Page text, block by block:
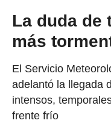
La duda de
más
El Servicio
adelantó la llegada
intensos,
frente frío